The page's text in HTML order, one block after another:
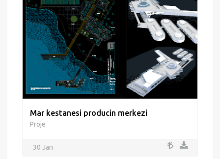
Mar kestanesi producin merkezi
Proje
30 Jan